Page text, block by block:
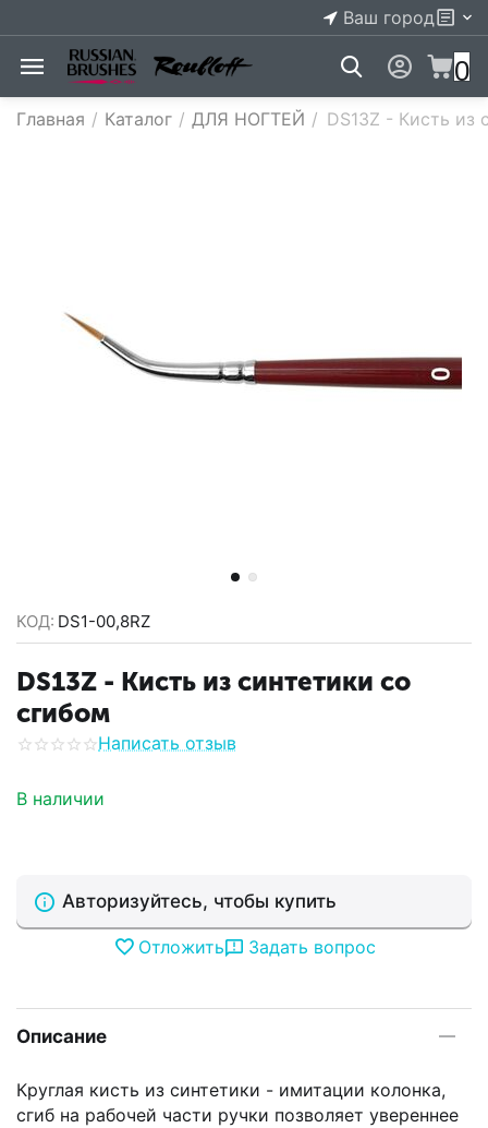
Ваш город
0
Главная / Каталог / ДЛЯ НОГТЕЙ / DS13Z - Кисть из
КОД: DS1-00,8RZ
DS13Z - Кисть из синтетики со
сгибом
Написать отзыв
В наличии
Авторизуйтесь, чтобы купить
Отложить Задать вопрос
Описание
Круглая кисть из синтетики - имитации колонка,
сгиб на рабочей части ручки позволяет увереннее